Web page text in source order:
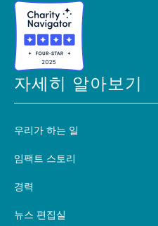
자세히 알아보기
우리가 하는 일
임팩트 스토리
경력
뉴스 편집실